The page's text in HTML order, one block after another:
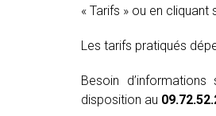
« Tarifs » ou en cliquant
Les tarifs pratiqués
Besoin
disposition au